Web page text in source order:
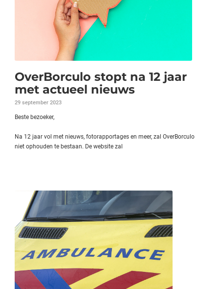
OverBorculo stopt na 12 jaar
met actueel nieuws
29 september 2023
Beste bezoeker,
Na 12 jaar vol met nieuws, fotorapportages en meer, zal OverBorculo
niet ophouden te bestaan. De website zal